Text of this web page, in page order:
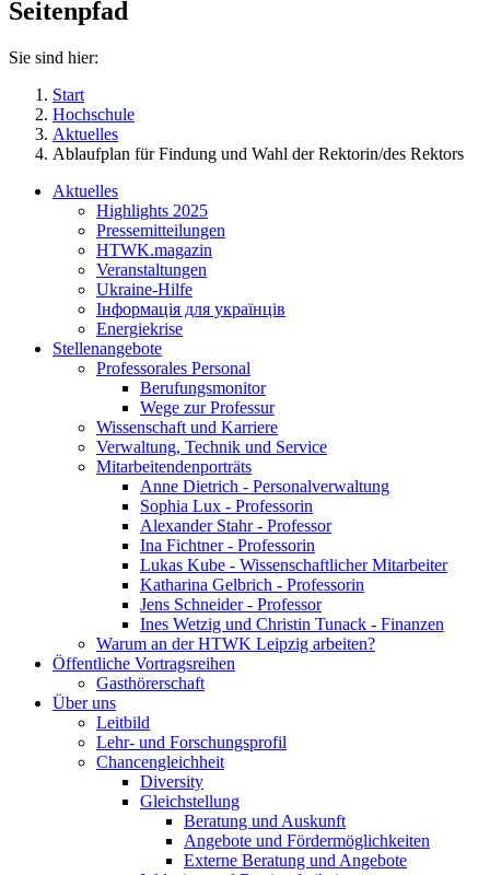
Seitenpfad
Sie sind hier:
Start
Hochschule
Aktuelles
Ablaufplan für Findung und Wahl der Rektorin/des Rektors
Aktuelles
Highlights 2025
Pressemitteilungen
HTWK.magazin
Veranstaltungen
Ukraine-Hilfe
Інформація для українців
Energiekrise
Stellenangebote
Professorales Personal
Berufungsmonitor
Wege zur Professur
Wissenschaft und Karriere
Verwaltung, Technik und Service
Mitarbeitendenporträts
Anne Dietrich - Personalverwaltung
Sophia Lux - Professorin
Alexander Stahr - Professor
Ina Fichtner - Professorin
Lukas Kube - Wissenschaftlicher Mitarbeiter
Katharina Gelbrich - Professorin
Jens Schneider - Professor
Ines Wetzig und Christin Tunack - Finanzen
Warum an der HTWK Leipzig arbeiten?
Öffentliche Vortragsreihen
Gasthörerschaft
Über uns
Leitbild
Lehr- und Forschungsprofil
Chancengleichheit
Diversity
Gleichstellung
Beratung und Auskunft
Angebote und Fördermöglichkeiten
Externe Beratung und Angebote